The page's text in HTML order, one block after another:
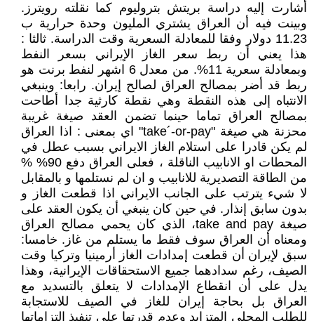
أشارت إليه دراسة بريتش بتروليوم كما نقلته رويترز.
وبينت فيه أن العراق يشتري المليون وحدة حرارية ب
11.23 دولار وفقا للمعادلة السعرية وقت الدراسة. ثالثا :
هذا يعني أن ربط سعر الغاز الإيراني بسعر النفط
وبمعادلة سعرية 11%. من معدل 6 اشهر لنفط برنت هو
ربط قد أضر بمصالح العراق لصالح إيران. رابعا: وينبغي
الانتباه إلى هذه النقطة وهي نقطة كارثية جدا أطاحت
بمصالح العراق تماما حينما تضمن العقد صيغة غريبة
محزنة هي صيغة "take´-or-pay" اي بمعنى : اذا العراق
لم يكن قادرا على استلام الغاز الايراني بسبب عطل في
المحطات او الانابيب الناقلة ، فعلى العراق دفع 90% %
من الطاقة التصديرية للانابيب و ان لم نستلمها و بالمقابل
لا شيء يترتب على الجانب الايراني اذا قطعت الغاز و
بدون سابق إنذار. في حين كان ينبغي أن يكون العقد على
صيغة take and pay، الذي كان يحمي مصالح العراق
ومعناه أن العراق سوف فقط ما يستلم من غاز. خامسا:
سبق لإيران أن قطعت إمدادات الغاز أرمينيا وتركيا وقت
الصيف، رغم سدادهما جميع الاستحقاقات الإيرانية، وهذا
يدل على أن انقطاع الإمدادات لا يتعلق بالتسديد مع
العراق بل بحاجة إيران للغاز في الصيف للاستجابة
للطلب المحلي المتزايد وعدم قدرتها على تنفيذ التزاماتها